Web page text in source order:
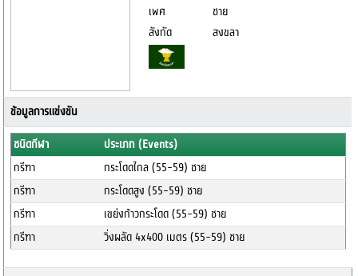
เพศ
ชาย
สังกัด
สงขลา
ข้อมูลการแข่งขัน
ชนิดกีฬา
ประเภท (Events)
กรีฑา
กระโดดไกล (55-59) ชาย
กรีฑา
กระโดดสูง (55-59) ชาย
กรีฑา
เขย่งก้าวกระโดด (55-59) ชาย
กรีฑา
วิ่งผลัด 4x400 เมตร (55-59) ชาย